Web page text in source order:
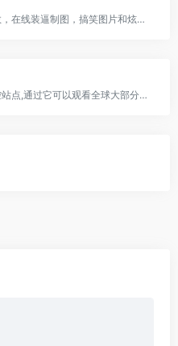
豪车合同生成器，喝酒认怂数，在线装逼制图，搞笑图片和炫耀图片制作平台
一个开放式的摄像头实时监控站点,通过它可以观看全球大部分国家的开放式共享监控